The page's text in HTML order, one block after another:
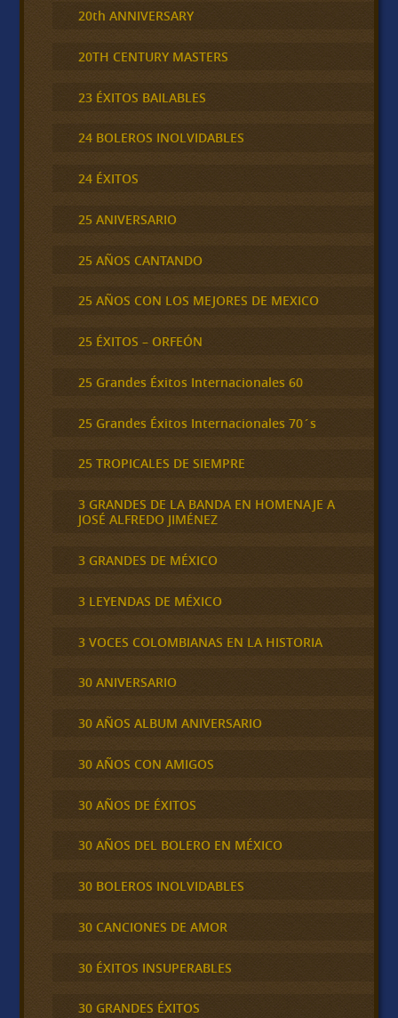
20th ANNIVERSARY
20TH CENTURY MASTERS
23 ÉXITOS BAILABLES
24 BOLEROS INOLVIDABLES
24 ÉXITOS
25 ANIVERSARIO
25 AÑOS CANTANDO
25 AÑOS CON LOS MEJORES DE MEXICO
25 ÉXITOS – ORFEÓN
25 Grandes Éxitos Internacionales 60
25 Grandes Éxitos Internacionales 70´s
25 TROPICALES DE SIEMPRE
3 GRANDES DE LA BANDA EN HOMENAJE A
JOSÉ ALFREDO JIMÉNEZ
3 GRANDES DE MÉXICO
3 LEYENDAS DE MÉXICO
3 VOCES COLOMBIANAS EN LA HISTORIA
30 ANIVERSARIO
30 AÑOS ALBUM ANIVERSARIO
30 AÑOS CON AMIGOS
30 AÑOS DE ÉXITOS
30 AÑOS DEL BOLERO EN MÉXICO
30 BOLEROS INOLVIDABLES
30 CANCIONES DE AMOR
30 ÉXITOS INSUPERABLES
30 GRANDES ÉXITOS